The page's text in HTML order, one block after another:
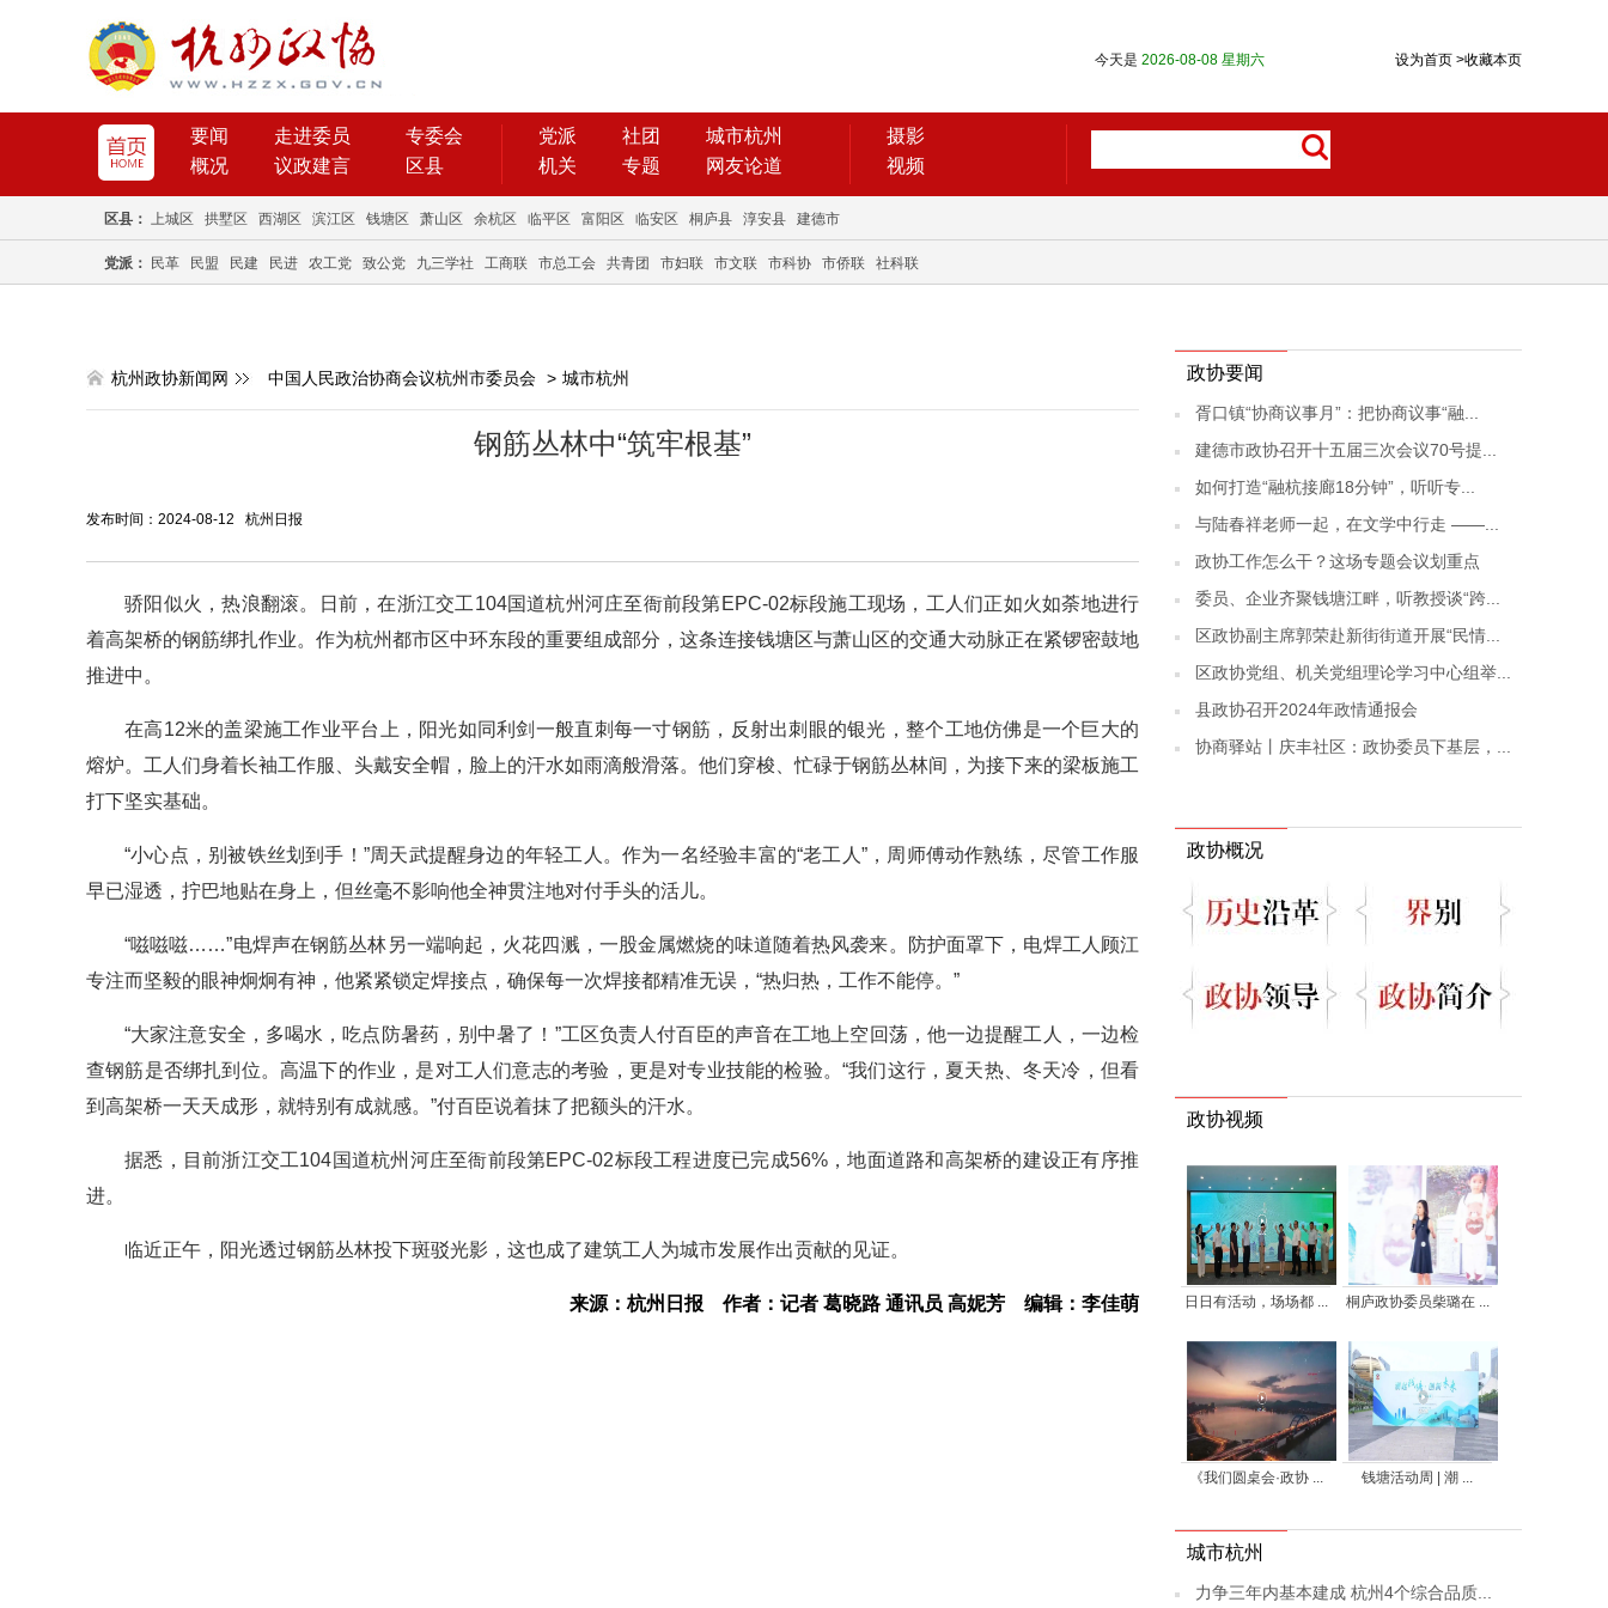
设为首页 >收藏本页
今天是 2026-08-08 星期六
要闻 走进委员
专委会
概况
议政建言 区县
党派 社团
城市杭州
机关
专题 网友论道
摄影
视频
区县： 上城区 拱墅区 西湖区 滨江区 钱塘区 萧山区 余杭区 临平区 富阳区 临安区 桐庐县 淳安县 建德市
党派： 民革 民盟 民建 民进 农工党 致公党 九三学社 工商联 市总工会 共青团 市妇联 市文联 市科协 市侨联 社科联
杭州政协新闻网 中国人民政治协商会议杭州市委员会 > 城市杭州
钢筋丛林中“筑牢根基”
发布时间：2024-08-12 杭州日报
骄阳似火，热浪翻滚。日前，在浙江交工104国道杭州河庄至衙前段第EPC-02标段施工现场，工人们正如火如荼地进行
着高架桥的钢筋绑扎作业。作为杭州都市区中环东段的重要组成部分，这条连接钱塘区与萧山区的交通大动脉正在紧锣密鼓地
推进中。
在高12米的盖梁施工作业平台上，阳光如同利剑一般直刺每一寸钢筋，反射出刺眼的银光，整个工地仿佛是一个巨大的
熔炉。工人们身着长袖工作服、头戴安全帽，脸上的汗水如雨滴般滑落。他们穿梭、忙碌于钢筋丛林间，为接下来的梁板施工
打下坚实基础。
“小心点，别被铁丝划到手！”周天武提醒身边的年轻工人。作为一名经验丰富的“老工人”，周师傅动作熟练，尽管工作服
早已湿透，拧巴地贴在身上，但丝毫不影响他全神贯注地对付手头的活儿。
“嗞嗞嗞……”电焊声在钢筋丛林另一端响起，火花四溅，一股金属燃烧的味道随着热风袭来。防护面罩下，电焊工人顾江
专注而坚毅的眼神炯炯有神，他紧紧锁定焊接点，确保每一次焊接都精准无误，“热归热，工作不能停。”
“大家注意安全，多喝水，吃点防暑药，别中暑了！”工区负责人付百臣的声音在工地上空回荡，他一边提醒工人，一边检
查钢筋是否绑扎到位。高温下的作业，是对工人们意志的考验，更是对专业技能的检验。“我们这行，夏天热、冬天冷，但看
到高架桥一天天成形，就特别有成就感。”付百臣说着抹了把额头的汗水。
据悉，目前浙江交工104国道杭州河庄至衙前段第EPC-02标段工程进度已完成56%，地面道路和高架桥的建设正有序推
进。
临近正午，阳光透过钢筋丛林投下斑驳光影，这也成了建筑工人为城市发展作出贡献的见证。
来源：杭州日报 作者：记者 葛晓路 通讯员 高妮芳 编辑：李佳萌
政协要闻
胥口镇“协商议事月”：把协商议事“融...
建德市政协召开十五届三次会议70号提...
如何打造“融杭接廊18分钟”，听听专...
与陆春祥老师一起，在文学中行走 ——...
政协工作怎么干？这场专题会议划重点
委员、企业齐聚钱塘江畔，听教授谈“跨...
区政协副主席郭荣赴新街街道开展“民情...
区政协党组、机关党组理论学习中心组举...
县政协召开2024年政情通报会
协商驿站丨庆丰社区：政协委员下基层，...
政协概况
政协视频
日日有活动，场场都 ... 桐庐政协委员柴璐在 ...
《我们圆桌会·政协 ... 钱塘活动周 | 潮 ...
城市杭州
力争三年内基本建成 杭州4个综合品质...